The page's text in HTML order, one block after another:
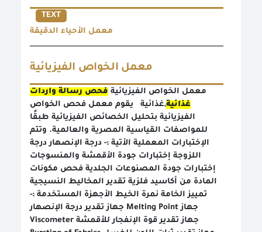
TEXT
معمل الأحياء الدقيقة
معمل الخواص الفيزيائية
معمل الخواص الفيزيائية فحص رسالة واردات
غذائية,غذائية يقوم معمل فحص الخواص
الفيزيائية بتحليل الخصائص الفيزيائية طبقًا
للمواصفات القياسية المصرية والعالمية. وتتم
الإختبارات المعملية الأتية :- درجة الإنصهار درجة
اللزوجة إختبارات جودة الأقمشة والمنسوجات
إختبارات جودة المصنوعات الجلدية فحص مكونات
المادة من أكاسيد فلزية تقدير المخاليط النسيجية
تمييز الخامة نمرة الخيط الأجهزة المستخدمة :-
جهاز تقدير درجة الإنصهار Melting Point جهاز
Viscometer جهاز تقدير قوة الإنفجار للأقمشة